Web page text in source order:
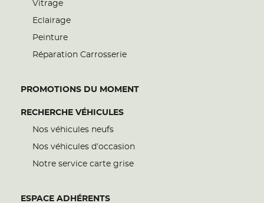
Vitrage
Eclairage
Peinture
Réparation Carrosserie
PROMOTIONS DU MOMENT
RECHERCHE VÉHICULES
Nos véhicules neufs
Nos véhicules d’occasion
Notre service carte grise
ESPACE ADHÉRENTS